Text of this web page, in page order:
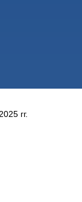
гг.